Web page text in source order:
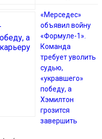
«Мерседес»
объявил войну
«Формуле-1».
Команда
требует уволить
судью,
«укравшего»
победу, а
Хэмилтон
грозится
завершить